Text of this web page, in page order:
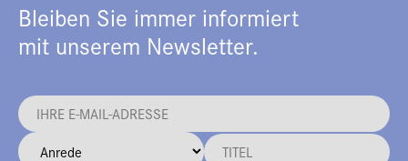
Bleiben Sie immer informiert
mit unserem Newsletter.